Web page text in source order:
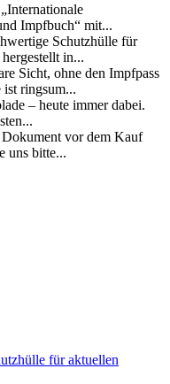
Impfbuch“ mit...
Schutzhülle für
in...
Sicht, ohne den Impfpass
ist ringsum...
– heute immer dabei.
vor dem Kauf
uns bitte...
für aktuellen